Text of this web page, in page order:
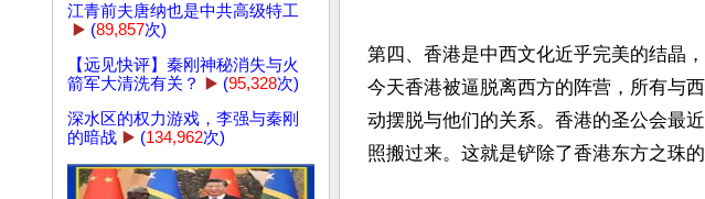
江青前夫唐纳也是中共高级特工
▶️ (89,857次)
【远见快评】秦刚神秘消失与火
箭军大清洗有关？
▶️ (95,328次)
深水区的权力游戏，李强与秦刚
的暗战 ▶️ (134,962次)
第四、香港是中西文化近乎完美的结晶
今天香港被逼脱离西方的阵营，所有与
动摆脱与他们的关系。香港的圣公会最
照搬过来。这就是铲除了香港东方之珠的